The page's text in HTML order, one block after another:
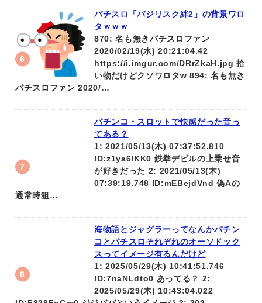
パチスロ「バジリスク絆2」の背景ワロ
タｗｗｗ
870: 名も無きパチスロファン
2020/02/19(水) 20:21:04.42
https://i.imgur.com/DRrZkaH.jpg 拾
い物だけどクソワロタw 894: 名も無き
パチスロファン 2020/…
パチンコ・スロットで快感だった音っ
てある？
1: 2021/05/13(木) 07:37:52.810
ID:z1ya6IKK0 鉄拳デビルの上乗せ音
が好きだった 2: 2021/05/13(木)
07:39:19.748 ID:mEBejdVnd 偽Aの
通常時狙…
海物語とジャグラーってなんかパチン
コとパチスロそれぞれのオーソドック
スってイメージ有るんだけど
1: 2025/05/29(木) 10:41:51.746
ID:7naNLdto0 あってる？ 2:
2025/05/29(木) 10:43:04.022